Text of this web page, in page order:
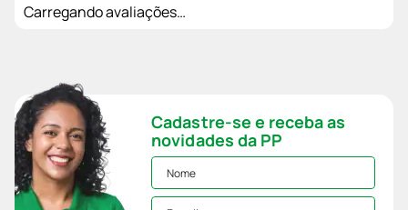
Carregando avaliações…
Cadastre-se e receba as
novidades da PP